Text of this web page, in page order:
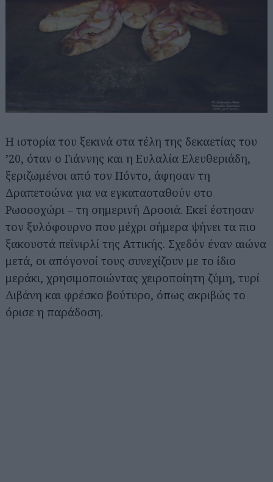
Η ιστορία του ξεκινά στα τέλη της δεκαετίας του
’20, όταν ο Γιάννης και η Ευλαλία Ελευθεριάδη,
ξεριζωμένοι από τον Πόντο, άφησαν τη
Δραπετσώνα για να εγκατασταθούν στο
Ρωσσοχώρι – τη σημερινή Δροσιά. Εκεί έστησαν
τον ξυλόφουρνο που μέχρι σήμερα ψήνει τα πιο
ξακουστά πεϊνιρλί της Αττικής. Σχεδόν έναν αιώνα
μετά, οι απόγονοί τους συνεχίζουν με το ίδιο
μεράκι, χρησιμοποιώντας χειροποίητη ζύμη, τυρί
Διβάνη και φρέσκο βούτυρο, όπως ακριβώς το
όρισε η παράδοση.